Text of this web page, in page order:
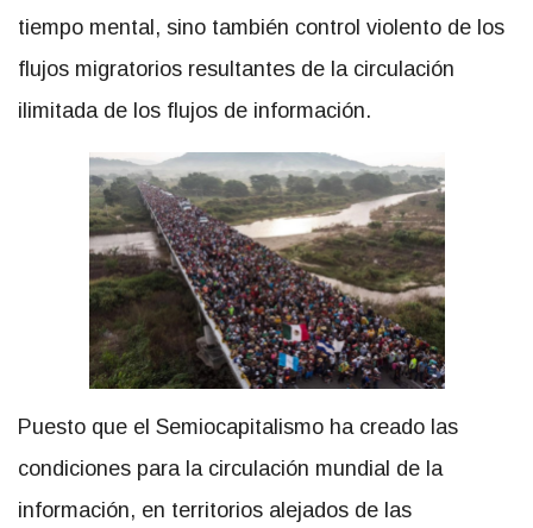
tiempo mental, sino también control violento de los
flujos migratorios resultantes de la circulación
ilimitada de los flujos de información.
Puesto que el Semiocapitalismo ha creado las
condiciones para la circulación mundial de la
información, en territorios alejados de las